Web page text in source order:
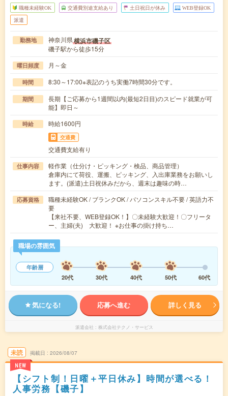
職種未経験OK 交通費別途支給あり 土日祝日が休み WEB登録OK
派遣
勤務地 神奈川県横浜市磯子区
磯子駅から徒歩15分
曜日頻度 月～金
時間 8:30～17:00※表記のうち実働7時間30分です。
期間
長期【ご応募から1週間以内(最短2日目)のスピード就業が可
能】即日～
時給 時給1600円
交通費
交通費支給有り
仕事内容
軽作業（仕分け・ピッキング・検品、商品管理）
倉庫内にて荷役、運搬、ピッキング、入出庫業務をお願いし
ます。(派遣)土日祝休みだから、週末は趣味の時…
応募資格
職種未経験OK / ブランクOK / パソコンスキル不要 / 英語力不
要
【来社不要、WEB登録OK！】〇未経験大歓迎！〇フリータ
ー、主婦(夫) 大歓迎！ ※お仕事の掛け持ち…
職場の雰囲気
年齢層
20代
30代 40代 50代 60代
気になる! 応募へ進む 詳しく見る
派遣会社 株式会社テクノ・サービス
未読
NEW
掲載日 2026/08/07
【シフト制！日曜＋平日休み】時間が選べる！
人事労務【磯子】